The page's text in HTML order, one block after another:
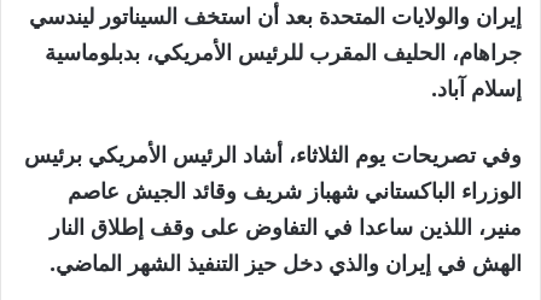
12
مايو
2026
إيران والولايات المتحدة بعد أن استخف السيناتور ليندسي
جراهام، الحليف المقرب للرئيس الأمريكي، بدبلوماسية
إسلام آباد.
وفي تصريحات يوم الثلاثاء، أشاد الرئيس الأمريكي برئيس
الوزراء الباكستاني شهباز شريف وقائد الجيش عاصم
منير، اللذين ساعدا في التفاوض على وقف إطلاق النار
الهش في إيران والذي دخل حيز التنفيذ الشهر الماضي.